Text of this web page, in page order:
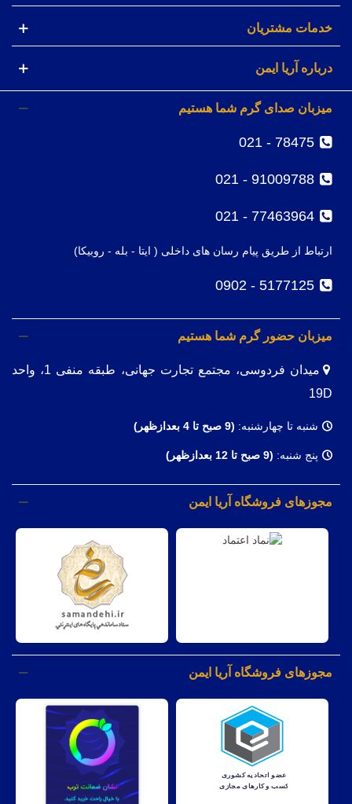
خدمات مشتریان
درباره آریا ایمن
میزبان صدای گرم شما هستیم
78475 - 021
91009788 - 021
77463964 - 021
ارتباط از طریق پیام رسان های داخلی ( ایتا - بله - روبیکا)
5177125 - 0902
میزبان حضور گرم شما هستیم
میدان فردوسی، مجتمع تجارت جهانی، طبقه منفی 1، واحد
19D
شنبه تا چهارشنبه: (9 صبح تا 4 بعدازظهر)
پنج شنبه: (9 صبح تا 12 بعدازظهر)
مجوزهای فروشگاه آریا ایمن
مجوزهای فروشگاه آریا ایمن